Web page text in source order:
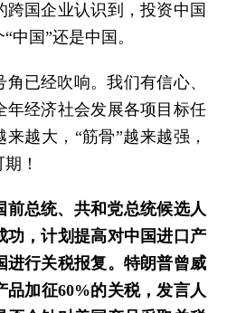
国企业认识到，投资中国
中国”还是中国。
已经吹响。我们有信心、
年经济社会发展各项目标任
越大，“筋骨”越来越强，
！
前总统、共和党总统候选人
功，计划提高对中国进口产
进行关税报复。特朗普曾威
品加征60%的关税，发言人